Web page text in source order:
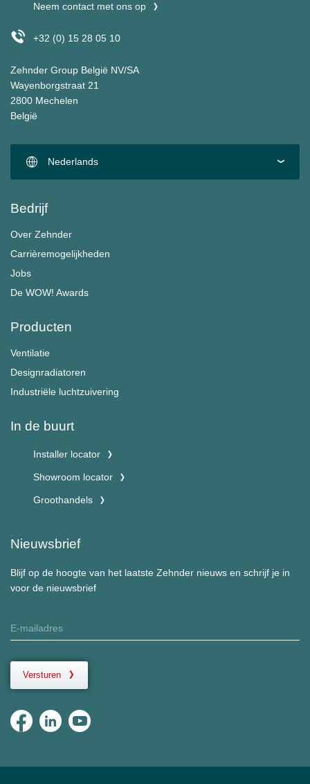
Neem contact met ons op
+32 (0) 15 28 05 10
Zehnder Group België NV/SA
Wayenborgstraat 21
2800 Mechelen
België
Nederlands
Bedrijf
Over Zehnder
Carrièremogelijkheden
Jobs
De WOW! Awards
Producten
Ventilatie
Designradiatoren
Industriële luchtzuivering
In de buurt
Installer locator
Showroom locator
Groothandels
Nieuwsbrief
Blijf op de hoogte van het laatste Zehnder nieuws en schrijf je in
voor de nieuwsbrief
Versturen